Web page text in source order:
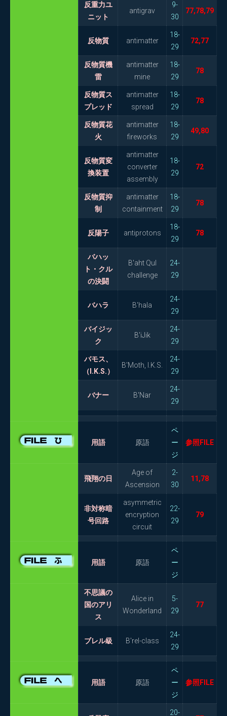
反重力ユ
ニット
antigrav
9-
30
77,78,79
反物質 antimatter
18-
29
72,77
反物質機
雷
antimatter
mine
18-
29
78
反物質ス
プレッド
antimatter
spread
18-
29
78
反物質花
火
antimatter
fireworks
18-
29
49,80
反物質変
換装置
antimatter
converter
assembly
18-
29
72
反物質抑
制
antimatter
containment
18-
29
78
反陽子 antiprotons
18-
29
78
バハッ
ト・クル
の決闘
B'aht Qul
challenge
24-
29
バハラ B'hala
24-
29
バイジッ
ク
B'iJik
24-
29
バモス、
（I.K.S.）
B'Moth, I.K.S.
24-
29
バナー B'Nar
24-
29
用語 原語
ペ
ー
ジ
参照FILE
飛翔の日
Age of
Ascension
2-
30
11,78
非対称暗
号回路
asymmetric
encryption
circuit
22-
29
79
用語 原語
ペ
ー
ジ
不思議の
国のアリ
ス
Alice in
Wonderland
5-
29
77
ブレル級 B'rel-class
24-
29
用語 原語
ペ
ー
ジ
参照FILE
20-